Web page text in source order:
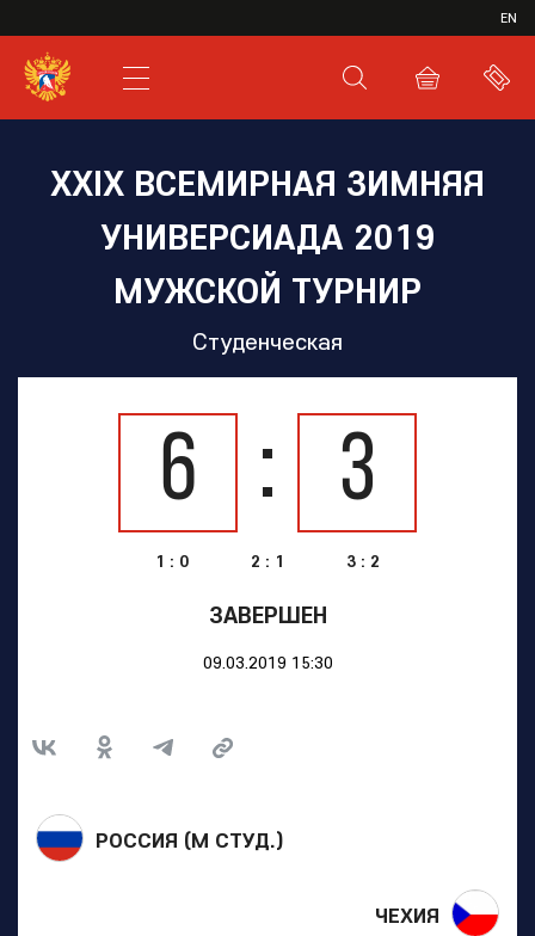
EN
XHL.RU
ВКС
XXIX ВСЕМИРНАЯ ЗИМНЯЯ
УНИВЕРСИАДА 2019
МУЖСКОЙ ТУРНИР
Студенческая
6 3
1 : 0 2 : 1 3 : 2
ЗАВЕРШЕН
09.03.2019 15:30
РОССИЯ (M СТУД.)
ЧЕХИЯ